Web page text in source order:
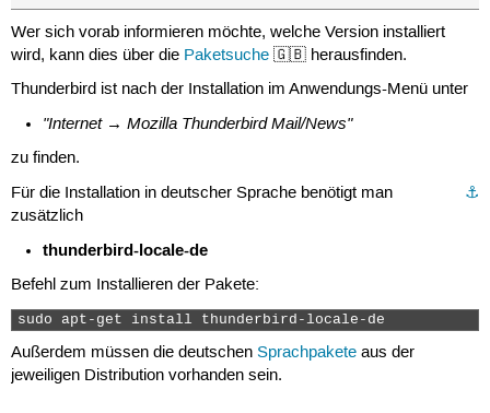
Wer sich vorab informieren möchte, welche Version installiert
wird, kann dies über die Paketsuche🇬🇧 herausfinden.
Thunderbird ist nach der Installation im Anwendungs-Menü unter
"Internet → Mozilla Thunderbird Mail/News"
zu finden.
⚓︎
Für die Installation in deutscher Sprache benötigt man
zusätzlich
thunderbird-locale-de
Befehl zum Installieren der Pakete:
sudo apt-get install thunderbird-locale-de
Außerdem müssen die deutschen Sprachpaketeaus der
jeweiligen Distribution vorhanden sein.